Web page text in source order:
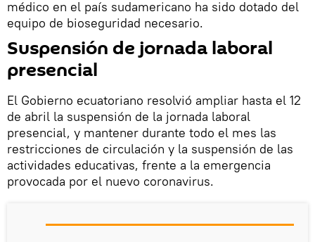
médico en el país sudamericano ha sido dotado del
equipo de bioseguridad necesario.
Suspensión de jornada laboral
presencial
El Gobierno ecuatoriano resolvió ampliar hasta el 12
de abril la suspensión de la jornada laboral
presencial, y mantener durante todo el mes las
restricciones de circulación y la suspensión de las
actividades educativas, frente a la emergencia
provocada por el nuevo coronavirus.